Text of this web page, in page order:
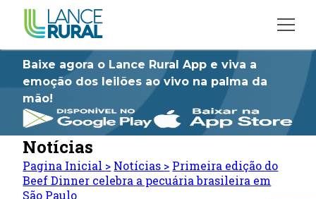
Baixe agora o Lance Rural App e viva a
emoção dos leilões ao vivo na palma da
mão!
Notícias
Pagina Inicial > Notícias > Primeira edição do
Beef Dinner celebra a pecuária brasileira em
São Paulo